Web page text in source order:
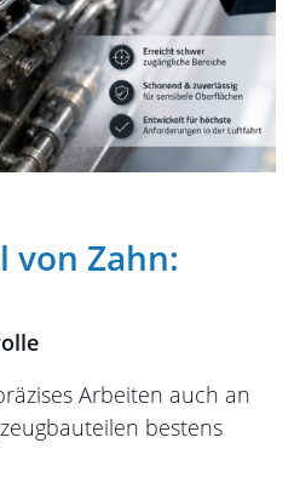
von Zahn:
Arbeiten auch an
bestens